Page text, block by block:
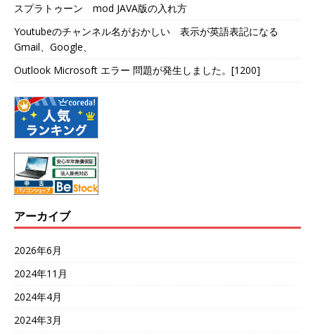
スプラトゥーン mod JAVA版の入れ方
Youtubeのチャンネル名がおかしい 表示が英語表記になる
Gmail、Google、
Outlook Microsoft エラー 問題が発生しました。[1200]
アーカイブ
2026年6月
2024年11月
2024年4月
2024年3月